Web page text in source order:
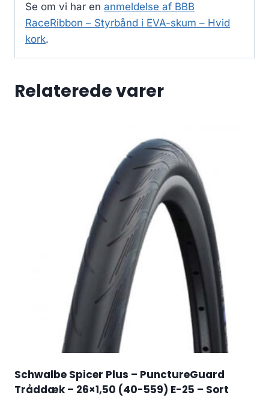
Se om vi har en anmeldelse af BBB
RaceRibbon – Styrbånd i EVA-skum – Hvid
kork.
Relaterede varer
Schwalbe Spicer Plus – PunctureGuard
Tråddæk – 26×1,50 (40-559) E-25 – Sort